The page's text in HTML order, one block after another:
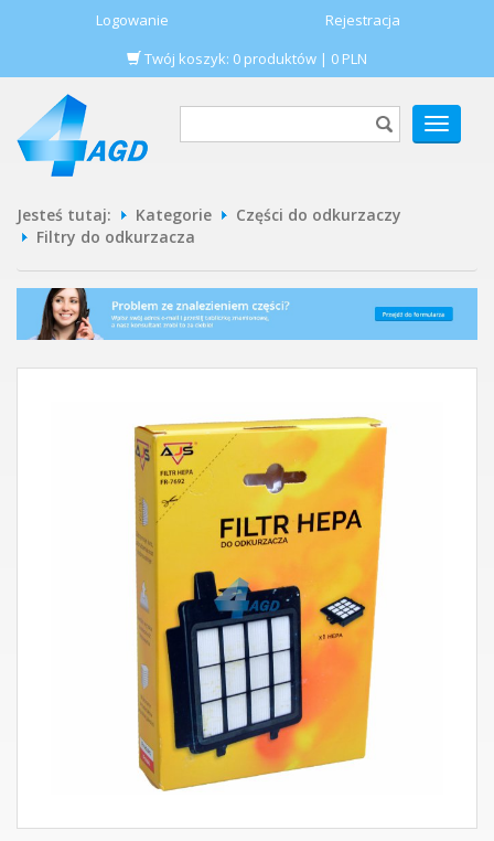
Logowanie
Rejestracja
Twój koszyk: 0 produktów | 0 PLN
POKAŻ
MENU
Jesteś tutaj: Kategorie
Części do odkurzaczy
Filtry do odkurzacza